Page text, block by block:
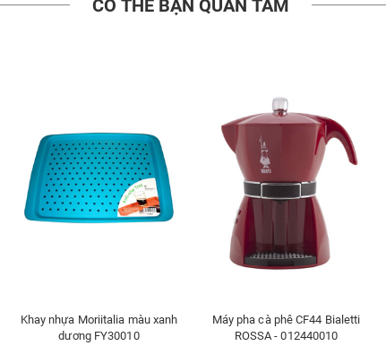
CÓ THỂ BẠN QUAN TÂM
Khay nhựa Moriitalia màu xanh
dương FY30010
Máy pha cà phê CF44 Bialetti
ROSSA - 012440010